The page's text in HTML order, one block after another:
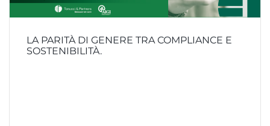
LA PARITÀ DI GENERE TRA COMPLIANCE E
SOSTENIBILITÀ.